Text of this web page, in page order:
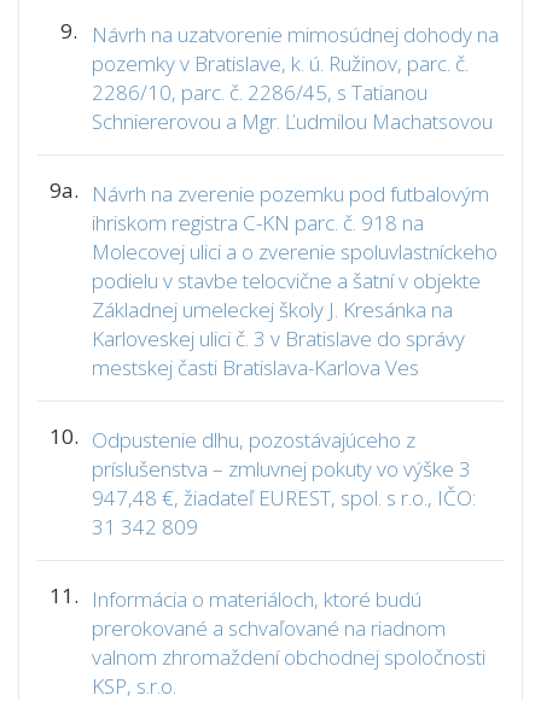
9.
Návrh na uzatvorenie mimosúdnej dohody na
pozemky v Bratislave, k. ú. Ružinov, parc. č.
2286/10, parc. č. 2286/45, s Tatianou
Schniererovou a Mgr. Ľudmilou Machatsovou
9a.
Návrh na zverenie pozemku pod futbalovým
ihriskom registra C-KN parc. č. 918 na
Molecovej ulici a o zverenie spoluvlastníckeho
podielu v stavbe telocvične a šatní v objekte
Základnej umeleckej školy J. Kresánka na
Karloveskej ulici č. 3 v Bratislave do správy
mestskej časti Bratislava-Karlova Ves
10. Odpustenie dlhu, pozostávajúceho z
príslušenstva – zmluvnej pokuty vo výške 3
947,48 €, žiadateľ EUREST, spol. s r.o., IČO:
31 342 809
11.
Informácia o materiáloch, ktoré budú
prerokované a schvaľované na riadnom
valnom zhromaždení obchodnej spoločnosti
KSP, s.r.o.